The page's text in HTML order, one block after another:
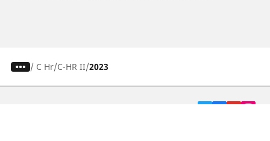
/ C Hr C-HR II 2023